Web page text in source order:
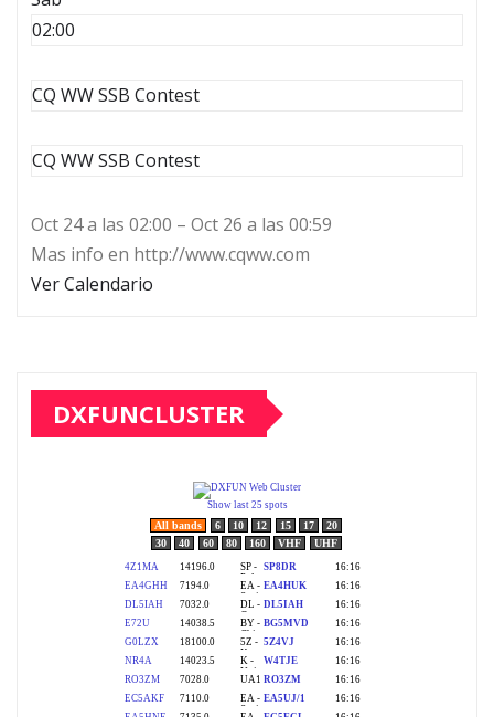
02:00
CQ WW SSB Contest
CQ WW SSB Contest
Oct 24 a las 02:00 – Oct 26 a las 00:59
Mas info en http://www.cqww.com
Ver Calendario
DXFUNCLUSTER